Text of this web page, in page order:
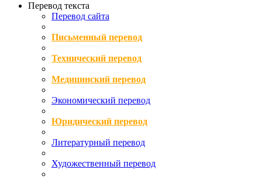
Перевод текста
Перевод сайта
Письменный перевод
Технический перевод
Медицинский перевод
Экономический перевод
Юридический перевод
Литературный перевод
Художественный перевод